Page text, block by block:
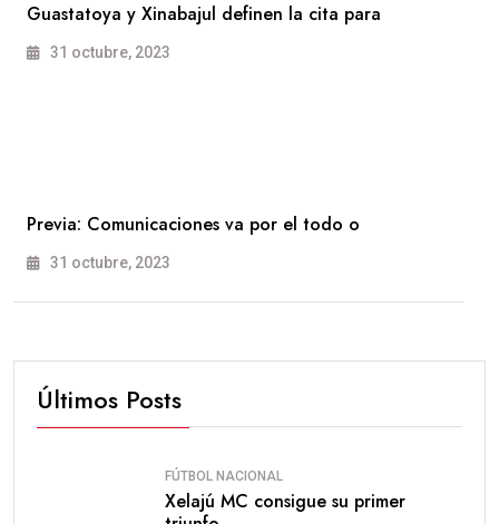
Guastatoya y Xinabajul definen la cita para
31 octubre, 2023
Previa: Comunicaciones va por el todo o
31 octubre, 2023
Últimos Posts
FÚTBOL NACIONAL
Xelajú MC consigue su primer